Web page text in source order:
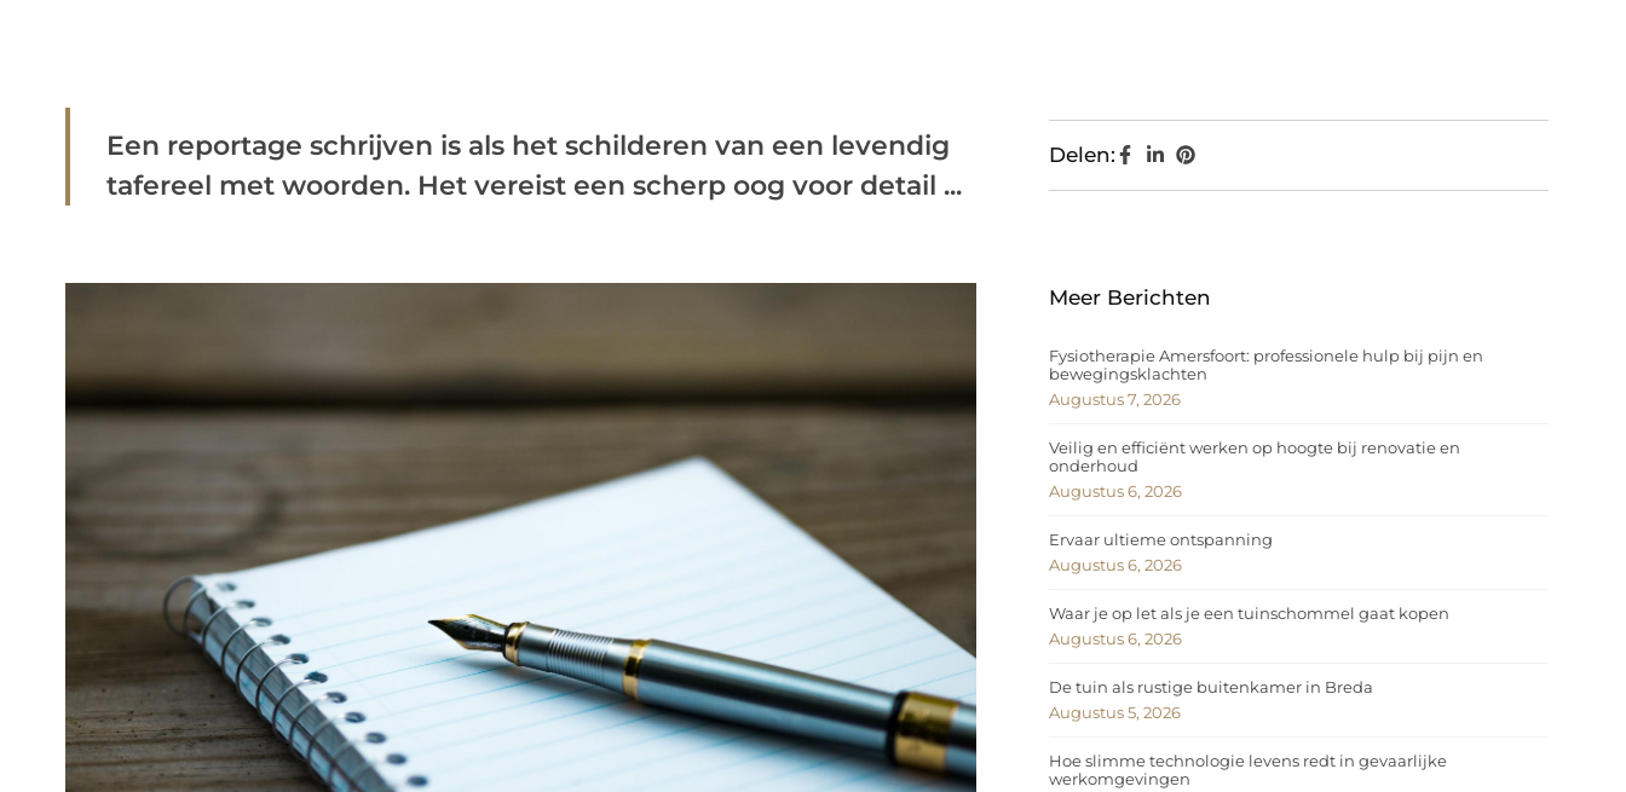
Een reportage schrijven is als het schilderen van een levendig
tafereel met woorden. Het vereist een scherp oog voor detail ...
Delen:
Meer Berichten
Fysiotherapie Amersfoort: professionele hulp bij pijn en
bewegingsklachten
Augustus 7, 2026
Veilig en efficiënt werken op hoogte bij renovatie en
onderhoud
Augustus 6, 2026
Ervaar ultieme ontspanning
Augustus 6, 2026
Waar je op let als je een tuinschommel gaat kopen
Augustus 6, 2026
De tuin als rustige buitenkamer in Breda
Augustus 5, 2026
Hoe slimme technologie levens redt in gevaarlijke
werkomgevingen